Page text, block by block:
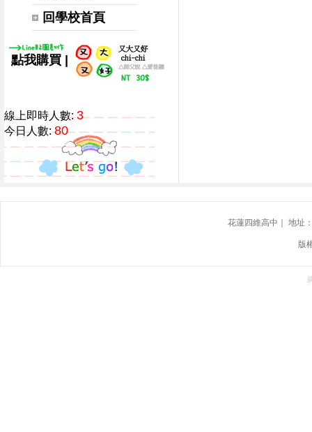
回學校首頁
點我購買 |
線上即時人數:3
今日人數:80
花蓮四維高中｜ 地址
版